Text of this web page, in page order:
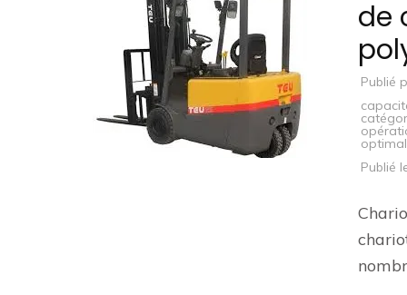
de
Publié
Publié